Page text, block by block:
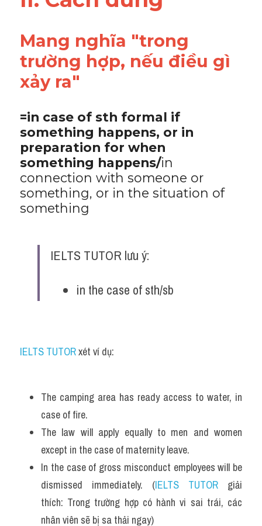
Report đề thi thật IELTS GENERAL
Đề thi thật Task 1
Adv
Cách dùng từ
Từ vựng theo tiền tố
Task 1
Ngân hàng đề thi máy
Phân biệt từ
Speaking
Reading
Homepage
Mang nghĩa "trong
trường hợp, nếu điều gì
xảy ra"
=in case of sth formal if
something happens, or in
preparation for when
something happens/in
connection with someone or
something, or in the situation of
something
IELTS TUTOR lưu ý:
in the case of sth/sb
IELTS TUTOR xét ví dụ:
The camping area has ready access to water, in
case of fire.
The law will apply equally to men and women
except in the case of maternity leave.
In the case of gross misconduct employees will be
dismissed immediately. (IELTS TUTOR giải
thích: Trong trường hợp có hành vi sai trái, các
nhân viên sẽ bị sa thải ngay)